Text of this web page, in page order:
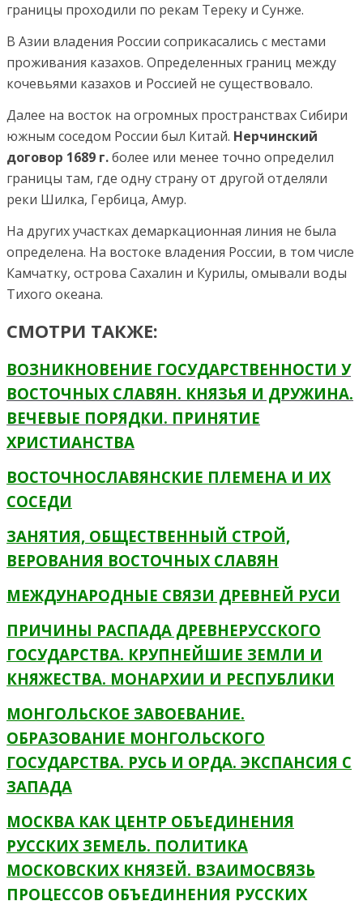
границы проходили по рекам Тереку и Сунже.
В Азии владения России соприкасались с местами
проживания казахов. Определенных границ между
кочевьями казахов и Россией не существовало.
Далее на восток на огромных пространствах Сибири
южным соседом России был Китай. Нерчинский
договор 1689 г.более или менее точно определил
границы там, где одну страну от другой отделяли
реки Шилка, Гербица, Амур.
На других участках демаркационная линия не была
определена. На востоке владения России, в том числе
Камчатку, острова Сахалин и Курилы, омывали воды
Тихого океана.
СМОТРИ ТАКЖЕ:
ВОЗНИКНОВЕНИЕ ГОСУДАРСТВЕННОСТИ У
ВОСТОЧНЫХ СЛАВЯН. КНЯЗЬЯ И ДРУЖИНА.
ВЕЧЕВЫЕ ПОРЯДКИ. ПРИНЯТИЕ
ХРИСТИАНСТВА
ВОСТОЧНОСЛАВЯНСКИЕ ПЛЕМЕНА И ИХ
СОСЕДИ
ЗАНЯТИЯ, ОБЩЕСТВЕННЫЙ СТРОЙ,
ВЕРОВАНИЯ ВОСТОЧНЫХ СЛАВЯН
МЕЖДУНАРОДНЫЕ СВЯЗИ ДРЕВНЕЙ РУСИ
ПРИЧИНЫ РАСПАДА ДРЕВНЕРУССКОГО
ГОСУДАРСТВА. КРУПНЕЙШИЕ ЗЕМЛИ И
КНЯЖЕСТВА. МОНАРХИИ И РЕСПУБЛИКИ
МОНГОЛЬСКОЕ ЗАВОЕВАНИЕ.
ОБРАЗОВАНИЕ МОНГОЛЬСКОГО
ГОСУДАРСТВА. РУСЬ И ОРДА. ЭКСПАНСИЯ С
ЗАПАДА
МОСКВА КАК ЦЕНТР ОБЪЕДИНЕНИЯ
РУССКИХ ЗЕМЕЛЬ. ПОЛИТИКА
МОСКОВСКИХ КНЯЗЕЙ. ВЗАИМОСВЯЗЬ
ПРОЦЕССОВ ОБЪЕДИНЕНИЯ РУССКИХ